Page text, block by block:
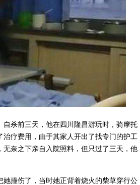
杀前三天，他在四川隆昌游玩时，骑摩托
疗费用，由于其家人开出了找专门的护工
奈之下亲自入院照料，但只过了三天，他
撞伤了，当时她正背着烧火的柴草穿行公